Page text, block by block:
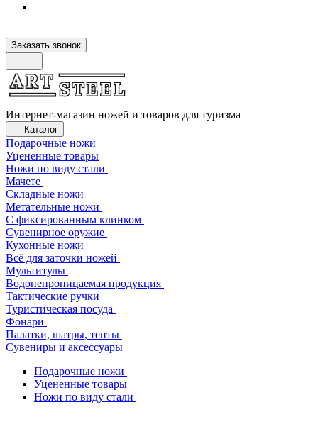
Заказать звонок
Интернет-магазин ножей и товаров для туризма
Каталог
Подарочные ножи
Уцененные товары
Ножи по виду стали
Мачете
Складные ножи
Метательные ножи
С фиксированным клинком
Сувенирное оружие
Кухонные ножи
Всё для заточки ножей
Мультитулы
Водонепроницаемая продукция
Тактические ручки
Туристическая посуда
Фонари
Палатки, шатры, тенты
Сувениры и аксессуары
Подарочные ножи
Уцененные товары
Ножи по виду стали